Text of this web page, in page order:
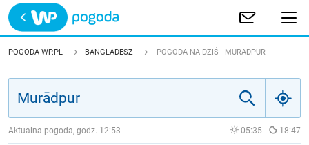
Trwa ładowanie
POLSKA
POGODA WP.PL BANGLADESZ POGODA NA DZIŚ - MURĀDPUR
Aktualna pogoda, godz. 12:53 05:35 18:47